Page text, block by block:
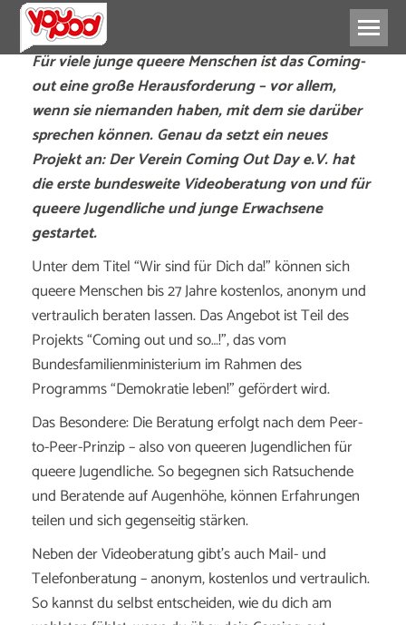
Für viele junge queere Menschen ist das Coming-
out eine große Herausforderung – vor allem,
wenn sie niemanden haben, mit dem sie darüber
sprechen können. Genau da setzt ein neues
Projekt an: Der Verein Coming Out Day e.V. hat
die erste bundesweite Videoberatung von und für
queere Jugendliche und junge Erwachsene
gestartet.
Unter dem Titel “Wir sind für Dich da!” können sich
queere Menschen bis 27 Jahre kostenlos, anonym und
vertraulich beraten lassen. Das Angebot ist Teil des
Projekts “Coming out und so…!”, das vom
Bundesfamilienministerium im Rahmen des
Programms “Demokratie leben!” gefördert wird.
Das Besondere: Die Beratung erfolgt nach dem Peer-
to-Peer-Prinzip – also von queeren Jugendlichen für
queere Jugendliche. So begegnen sich Ratsuchende
und Beratende auf Augenhöhe, können Erfahrungen
teilen und sich gegenseitig stärken.
Neben der Videoberatung gibt’s auch Mail- und
Telefonberatung – anonym, kostenlos und vertraulich.
So kannst du selbst entscheiden, wie du dich am